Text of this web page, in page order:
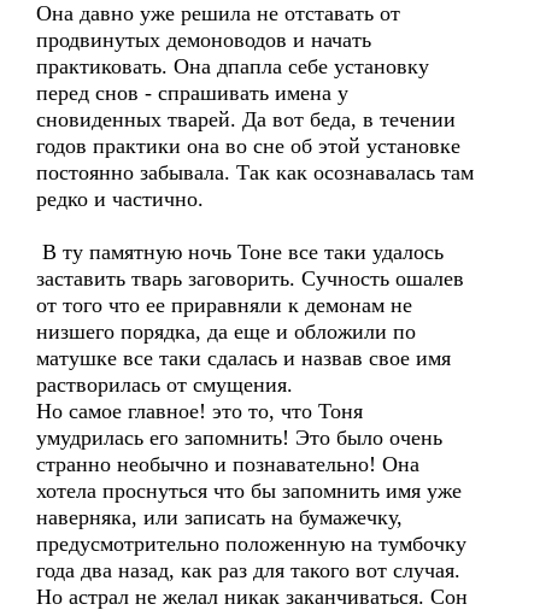
Она давно уже решила не отставать от
продвинутых демоноводов и начать
практиковать. Она дпапла себе установку
перед снов - спрашивать имена у
сновиденных тварей. Да вот беда, в течении
годов практики она во сне об этой установке
постоянно забывала. Так как осознавалась там
редко и частично.
В ту памятную ночь Тоне все таки удалось
заставить тварь заговорить. Сучность ошалев
от того что ее приравняли к демонам не
низшего порядка, да еще и обложили по
матушке все таки сдалась и назвав свое имя
растворилась от смущения.
Но самое главное! это то, что Тоня
умудрилась его запомнить! Это было очень
странно необычно и познавательно! Она
хотела проснуться что бы запомнить имя уже
наверняка, или записать на бумажечку,
предусмотрительно положенную на тумбочку
года два назад, как раз для такого вот случая.
Но астрал не желал никак заканчиваться. Сон